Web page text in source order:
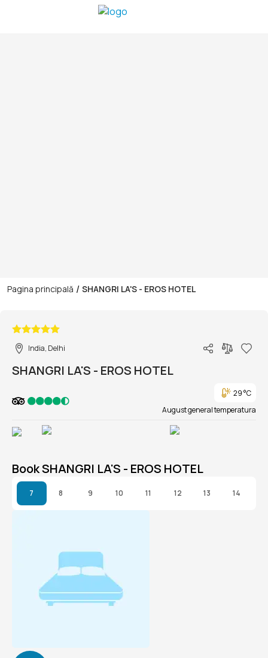
Pagina principală / SHANGRI LA'S - EROS HOTEL
India, Delhi
SHANGRI LA'S - EROS HOTEL
29 °C
August general temperatura
Book SHANGRI LA'S - EROS HOTEL
7 8 9 10 11 12 13 14